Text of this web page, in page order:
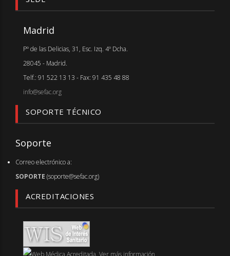
Madrid
Pº de las Delicias, 31, Esc. Izq. 4º Dcha.
28045 - Madrid.
Telf.: 91 522 13 13 - Fax: 91 435 48 88
info@sefac.org
SOPORTE TÉCNICO
Soporte
Correo electrónico a:
SOPORTE (soporte@sefac.org)
ACREDITACIONES